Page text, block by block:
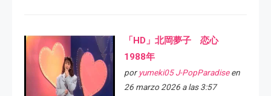
「HD」北岡夢子 恋心
1988年
por yumeki05 J-PopParadiseen
26 marzo 2026 a las 3:57